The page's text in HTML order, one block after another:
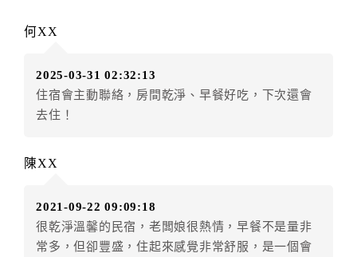
房者應補足差額。（限原訂飯店）
房者不得要求退其差額。（限原訂飯店）
五、保留住宿權益(保留住房)
（提出申辦日為保留起算日）
店客滿，敬請及早計畫，如逾時未提出申辦，視同無條
件放棄訂單（住宿權益）。 （限原訂飯店使用）
．每筆訂單異動限定乙次，限原訂飯店，異動完成後不
何XX
2025-03-31 02:32:13
住宿會主動聯絡，房間乾淨、早餐好吃，下次還會
去住！
陳XX
2021-09-22 09:09:18
很乾淨溫馨的民宿，老闆娘很熱情，早餐不是量非
常多，但卻豐盛，住起來感覺非常舒服，是一個會